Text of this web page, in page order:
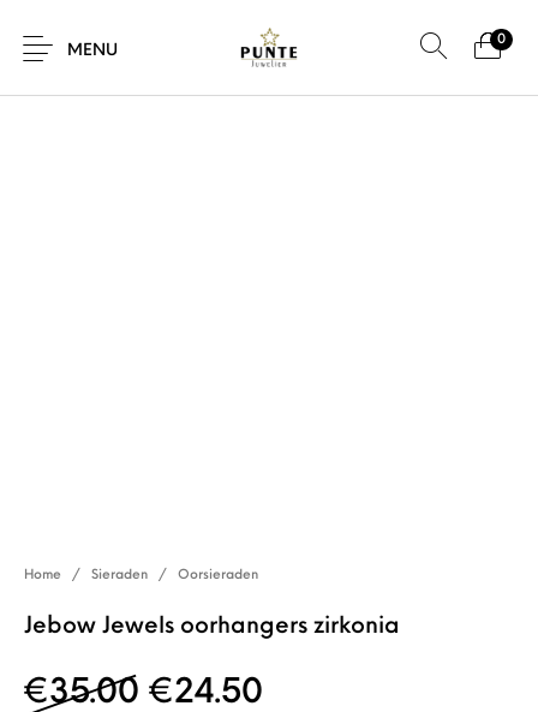
MENU
0
SALE!
Home / Sieraden / Oorsieraden
Jebow Jewels oorhangers zirkonia
€35.00 Oorspronkelijke prijs
€24.50